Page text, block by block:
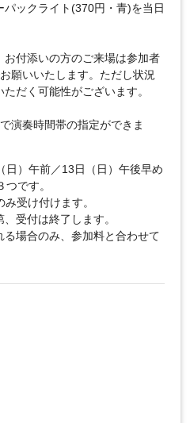
ックライト(370円・青)を当日
付添いの方のご来場は参加者
願いいたします。ただし状況
だく可能性がございます。
演奏時間帯の指定ができま
日）午前／13日（日）午後早め
です。
受け付けます。
受付は終了します。
る場合のみ、参加料と合わせて